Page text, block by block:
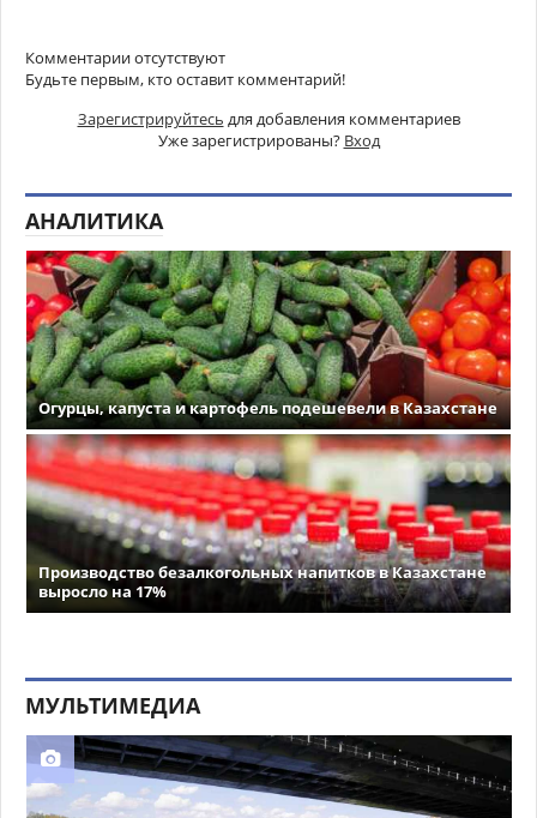
Комментарии отсутствуют
Будьте первым, кто оставит комментарий!
Зарегистрируйтесь для добавления комментариев
Уже зарегистрированы? Вход
АНАЛИТИКА
Огурцы, капуста и картофель подешевели в Казахстане
Производство безалкогольных напитков в Казахстане
выросло на 17%
МУЛЬТИМЕДИА